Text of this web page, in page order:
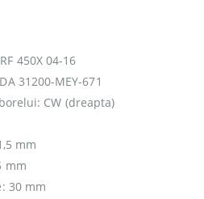
450X 04-16
31200-MEY-671
CW (dreapta)
mm
mm
30 mm